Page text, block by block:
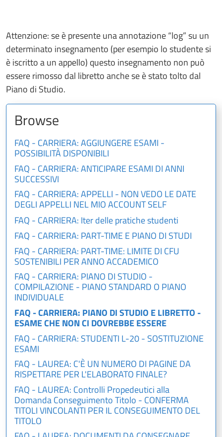
Attenzione: se è presente una annotazione “log” su un
determinato insegnamento (per esempio lo studente si
è iscritto a un appello) questo insegnamento non può
essere rimosso dal libretto anche se è stato tolto dal
Piano di Studio.
Browse
FAQ - CARRIERA: AGGIUNGERE ESAMI -
POSSIBILITÀ DISPONIBILI
FAQ - CARRIERA: ANTICIPARE ESAMI DI ANNI
SUCCESSIVI
FAQ - CARRIERA: APPELLI - NON VEDO LE DATE
DEGLI APPELLI NEL MIO ACCOUNT SELF
FAQ - CARRIERA: Iter delle pratiche studenti
FAQ - CARRIERA: PART-TIME E PIANO DI STUDI
FAQ - CARRIERA: PART-TIME: LIMITE DI CFU
SOSTENIBILI PER ANNO ACCADEMICO
FAQ - CARRIERA: PIANO DI STUDIO -
COMPILAZIONE - PIANO STANDARD O PIANO
INDIVIDUALE
FAQ - CARRIERA: PIANO DI STUDIO E LIBRETTO -
ESAME CHE NON CI DOVREBBE ESSERE
FAQ - CARRIERA: STUDENTI L-20 - SOSTITUZIONE
ESAMI
FAQ - LAUREA: C'È UN NUMERO DI PAGINE DA
RISPETTARE PER L'ELABORATO FINALE?
FAQ - LAUREA: Controlli Propedeutici alla
Domanda Conseguimento Titolo - CONFERMA
TITOLI VINCOLANTI PER IL CONSEGUIMENTO DEL
TITOLO